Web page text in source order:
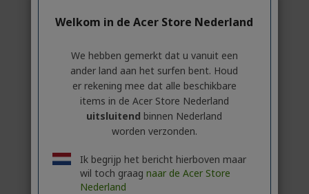
Welkom in de Acer Store Nederland
We hebben gemerkt dat u vanuit een
ander land aan het surfen bent. Houd
er rekening mee dat alle beschikbare
items in de Acer Store Nederland
uitsluitend binnen Nederland
worden verzonden.
Ik begrijp het bericht hierboven maar
wil toch graag naar de Acer Store
Nederland